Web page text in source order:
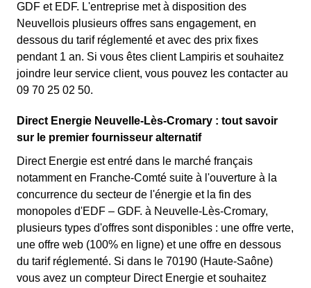
GDF et EDF. L'entreprise met à disposition des
Neuvellois plusieurs offres sans engagement, en
dessous du tarif réglementé et avec des prix fixes
pendant 1 an. Si vous êtes client Lampiris et souhaitez
joindre leur service client, vous pouvez les contacter au
09 70 25 02 50.
Direct Energie Neuvelle-Lès-Cromary : tout savoir
sur le premier fournisseur alternatif
Direct Energie est entré dans le marché français
notamment en Franche-Comté suite à l'ouverture à la
concurrence du secteur de l'énergie et la fin des
monopoles d'EDF – GDF. à Neuvelle-Lès-Cromary,
plusieurs types d'offres sont disponibles : une offre verte,
une offre web (100% en ligne) et une offre en dessous
du tarif réglementé. Si dans le 70190 (Haute-Saône)
vous avez un compteur Direct Energie et souhaitez